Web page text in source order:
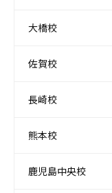
大橋校
佐賀校
長崎校
熊本校
鹿児島中央校